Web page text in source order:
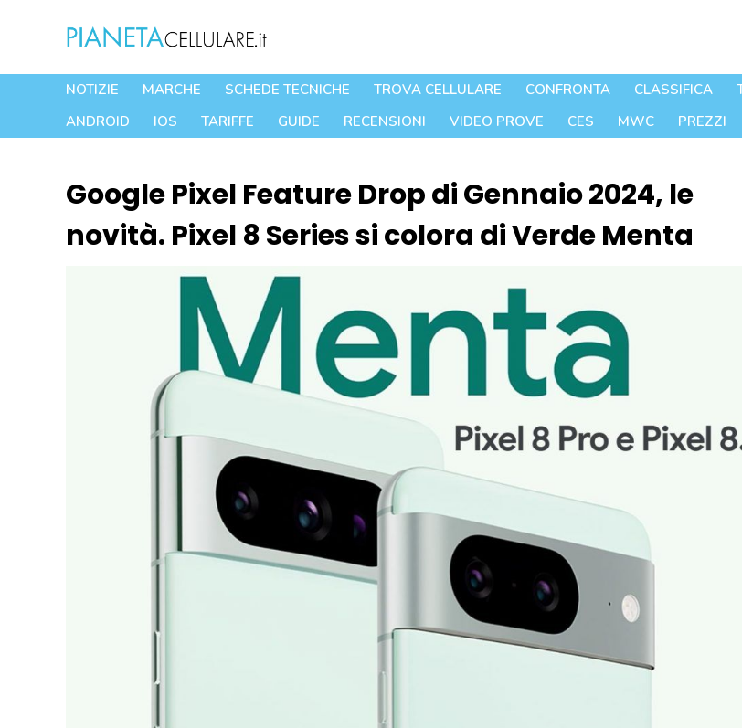
contenuto
NOTIZIE MARCHE SCHEDE TECNICHE TROVA CELLULARE CONFRONTA CLASSIFICA
ANDROID
IOS TARIFFE GUIDE RECENSIONI VIDEO PROVE CES MWC PREZZI
Google Pixel Feature Drop di Gennaio 2024, le
novità. Pixel 8 Series si colora di Verde Menta